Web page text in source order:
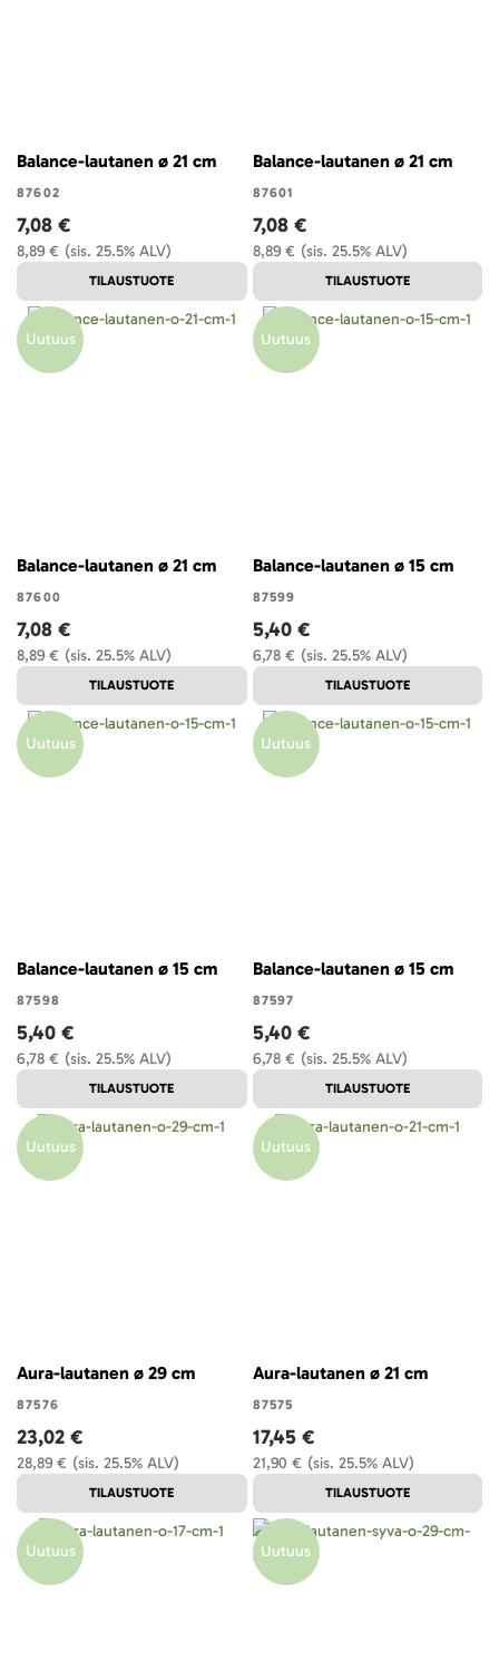
Balance-lautanen ø 21 cm
87602
(sis. 25.5% ALV)
8,89 €
7,08 €
TILAUSTUOTE
Balance-lautanen ø 21 cm
87601
(sis. 25.5% ALV)
8,89 €
7,08 €
TILAUSTUOTE
Uutuus
Balance-lautanen ø 21 cm
87600
(sis. 25.5% ALV)
8,89 €
7,08 €
TILAUSTUOTE
Uutuus
Balance-lautanen ø 15 cm
87599
(sis. 25.5% ALV)
6,78 €
5,40 €
TILAUSTUOTE
Uutuus
Balance-lautanen ø 15 cm
87598
(sis. 25.5% ALV)
6,78 €
5,40 €
TILAUSTUOTE
Uutuus
Balance-lautanen ø 15 cm
87597
(sis. 25.5% ALV)
6,78 €
5,40 €
TILAUSTUOTE
Uutuus
Aura-lautanen ø 29 cm
87576
(sis. 25.5% ALV)
28,89 €
23,02 €
TILAUSTUOTE
Uutuus
Aura-lautanen ø 21 cm
87575
(sis. 25.5% ALV)
21,90 €
17,45 €
TILAUSTUOTE
Uutuus Uutuus